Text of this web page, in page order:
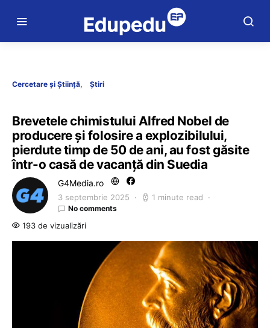
Cercetare și Știință Știri
Brevetele chimistului Alfred Nobel de
producere și folosire a explozibilului,
pierdute timp de 50 de ani, au fost găsite
într-o casă de vacanţă din Suedia
G4Media.ro
3 septembrie 2025 1 minute read
No comments
193 de vizualizări